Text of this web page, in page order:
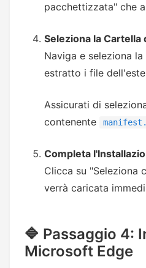
pacchettizzata" che
Seleziona la Cartella
Naviga e seleziona
estratto i file
Assicurati di
contenente
Completa
Clicca su "Seleziona
verrà caricata
🔷 Passaggio 4:
Microsoft Edge